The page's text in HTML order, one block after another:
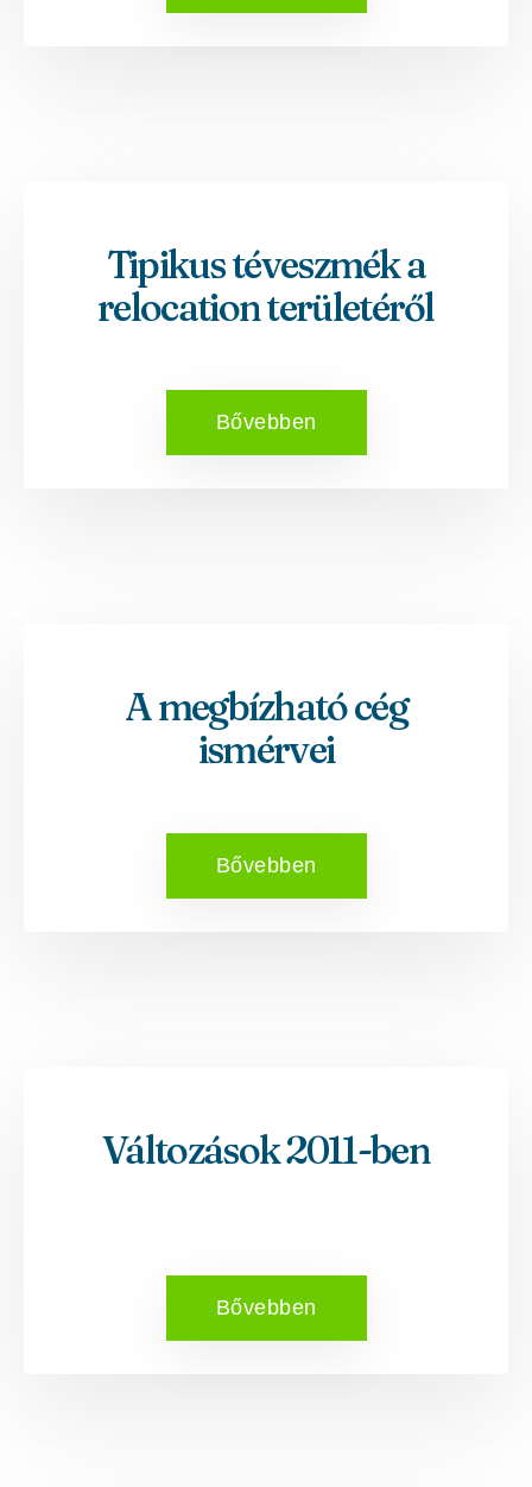
Tipikus téveszmék a
relocation területéről
Bővebben
A megbízható cég
ismérvei
Bővebben
Változások 2011-ben
Bővebben